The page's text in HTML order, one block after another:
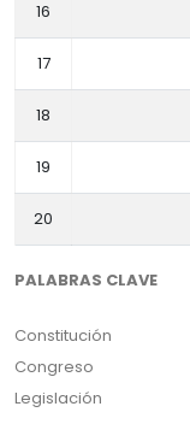
16
17
18
19
20
PALABRAS CLAVE
Constitución
Congreso
Legislación